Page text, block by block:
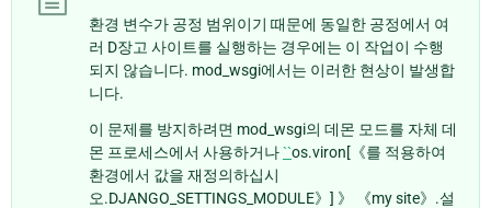
환경 변수가 공정 범위이기 때문에 동일한 공정에서 여
러 D장고 사이트를 실행하는 경우에는 이 작업이 수행
되지 않습니다. mod_wsgi에서는 이러한 현상이 발생합
니다.
이 문제를 방지하려면 mod_wsgi의 데몬 모드를 자체 데
몬 프로세스에서 사용하거나``os.viron[《를 적용하여
환경에서 값을 재정의하십시
오.DJANGO_SETTINGS_MODULE》] 》 《my site》.설